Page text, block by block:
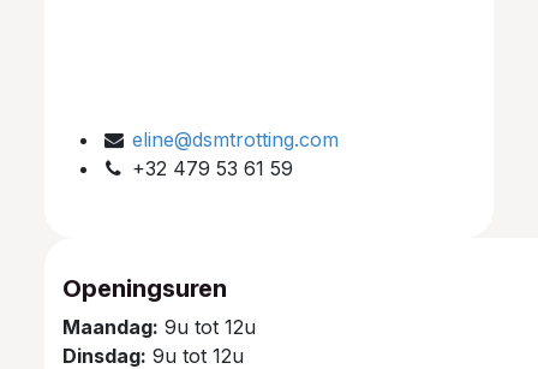
eline@dsmtrotting.com
+32 479 53 61 59
Openingsuren
Maandag: 9u tot 12u
Dinsdag: 9u tot 12u